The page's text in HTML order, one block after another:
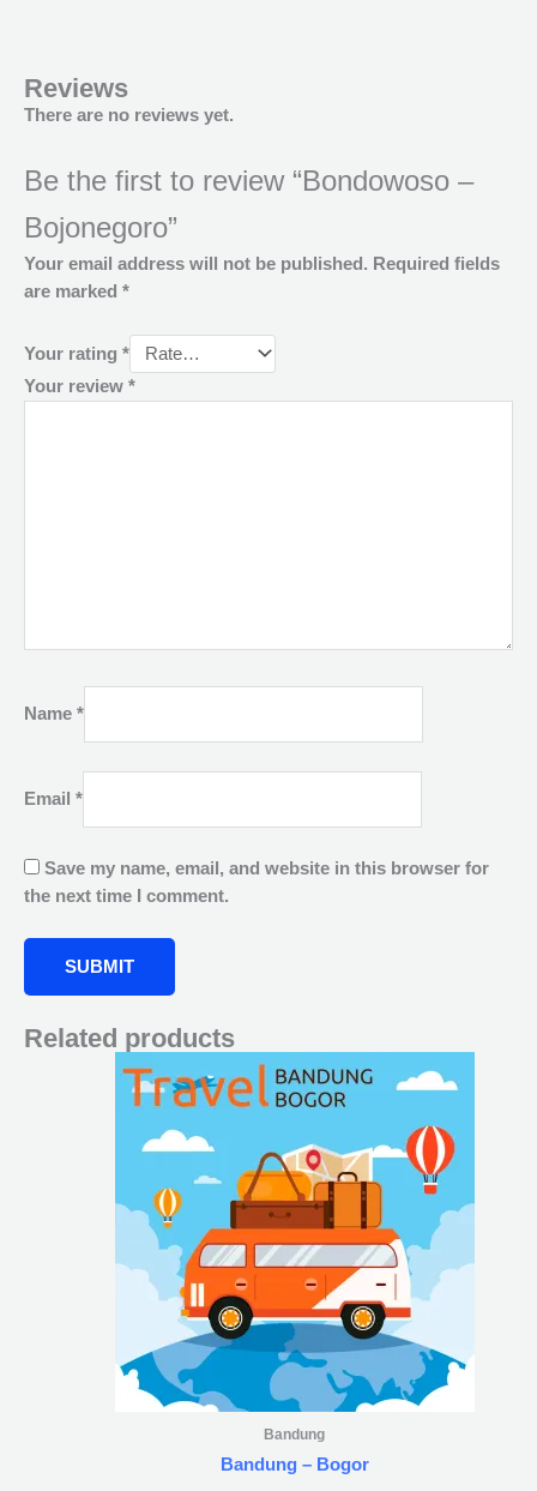
Reviews
There are no reviews yet.
Be the first to review “Bondowoso –
Bojonegoro”
Your email address will not be published. Required fields
are marked *
Your rating *
Your review *
Name *
Email *
Save my name, email, and website in this browser for
the next time I comment.
Related products
Bandung
Bandung – Bogor